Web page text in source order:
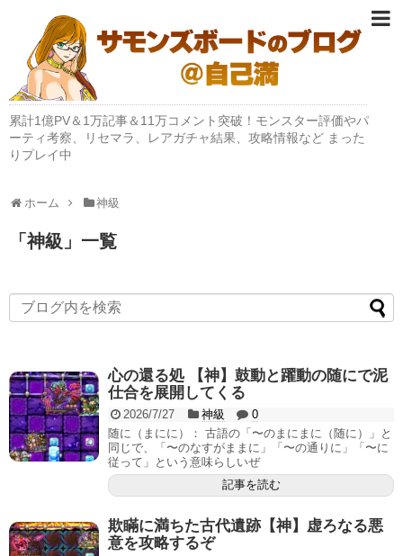
累計1億PV＆1万記事＆11万コメント突破！モンスター評価やパ
ーティ考察、リセマラ、レアガチャ結果、攻略情報など まった
りプレイ中
ホーム 神級
「神級 」 一覧
心の還る処 【神】鼓動と躍動の随にで泥
仕合を展開してくる
2026/7/27 神級
0
随に（まにに）： 古語の「〜のまにまに（随に）」と
同じで、「〜のなすがままに」「〜の通りに」「〜に
従って」という意味らしいぜ
記事を読む
欺瞞に満ちた古代遺跡【神】虚ろなる悪
意を攻略するぞ